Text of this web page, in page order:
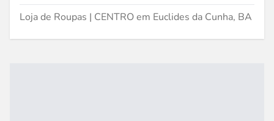
Loja de Roupas | CENTRO em Euclides da Cunha, BA